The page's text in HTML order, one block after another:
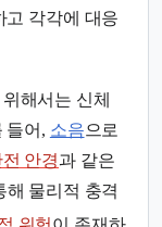
고 각각에 대응
해서는 신체
들어, 소음으로
전 안경과 같은
해 물리적 충격